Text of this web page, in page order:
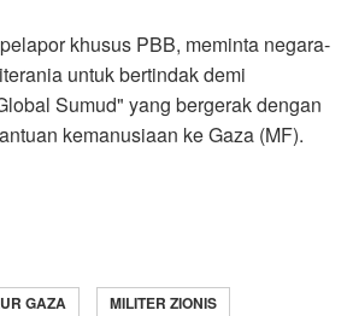
khusus PBB, meminta negara-
untuk bertindak demi
Sumud" yang bergerak dengan
kemanusiaan ke Gaza (MF).
GAZA
MILITER ZIONIS